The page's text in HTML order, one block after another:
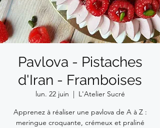
Pavlova - Pistaches
d'Iran - Framboises
lun. 22 juin
  |
L'Atelier Sucré
Apprenez à réaliser une pavlova de A à Z :
meringue croquante, crémeux et praliné